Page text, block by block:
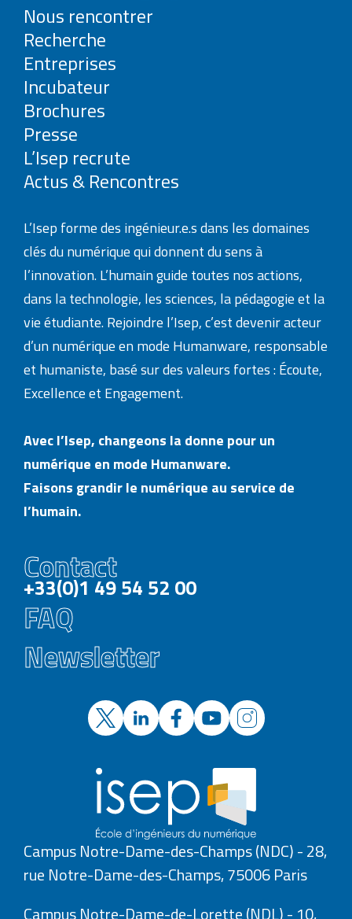
Nous rencontrer
Recherche
Entreprises
Incubateur
Brochures
Presse
L’Isep recrute
Actus & Rencontres
L’Isep forme des ingénieur.e.s dans les domaines
clés du numérique qui donnent du sens à
l’innovation. L’humain guide toutes nos actions,
dans la technologie, les sciences, la pédagogie et la
vie étudiante. Rejoindre l’Isep, c’est devenir acteur
d’un numérique en mode Humanware, responsable
et humaniste, basé sur des valeurs fortes : Écoute,
Excellence et Engagement.
Avec l’Isep, changeons la donne pour un
numérique en mode Humanware.
Faisons grandir le numérique au service de
l’humain.
Contact
+33(0)1 49 54 52 00
FAQ
Newsletter
Campus Notre-Dame-des-Champs (NDC) - 28,
rue Notre-Dame-des-Champs, 75006 Paris
Campus Notre-Dame-de-Lorette (NDL) - 10,